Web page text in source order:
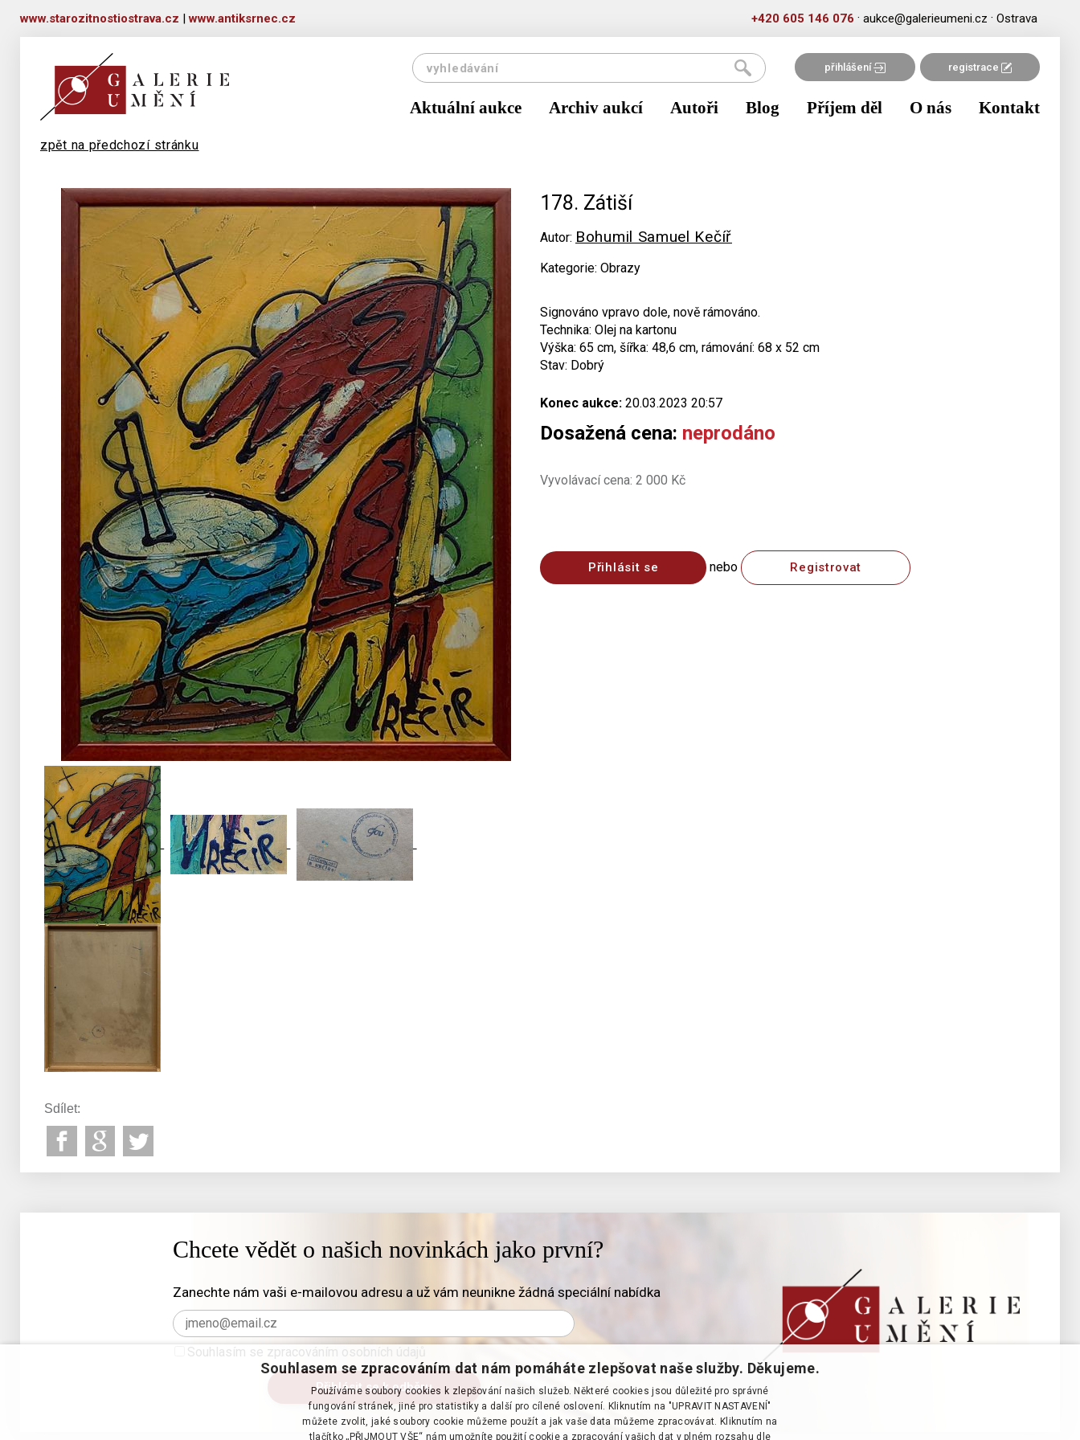
www.starozitnostiostrava.cz |www.antiksrnec.cz +420 605 146 076 · aukce@galerieumeni.cz · Ostrava
přihlášení registrace
Aktuální aukce Archiv aukcí Autoři Blog Příjem děl O nás Kontakt
zpět na předchozí stránku
178. Zátiší
Autor: Bohumil Samuel Kečíř
Kategorie: Obrazy
Signováno vpravo dole, nově rámováno.
Technika: Olej na kartonu
Výška: 65 cm, šířka: 48,6 cm, rámování: 68 x 52 cm
Stav: Dobrý
Konec aukce: 20.03.2023 20:57
Dosažená cena: neprodáno
Vyvolávací cena: 2 000 Kč
Přihlásit se nebo Registrovat
Sdílet:
Chcete vědět o našich novinkách jako první?
Zanechte nám vaši e-mailovou adresu a už vám neunikne žádná speciální nabídka
Souhlasím se zpracováním osobních údajů
Souhlasem se zpracováním dat nám pomáháte zlepšovat naše služby. Děkujeme.
Používáme soubory cookies k zlepšování našich služeb. Některé cookies jsou důležité pro správné
fungování stránek, jiné pro statistiky a další pro cílené oslovení. Kliknutím na "UPRAVIT NASTAVENÍ"
můžete zvolit, jaké soubory cookie můžeme použít a jak vaše data můžeme zpracovávat. Kliknutím na
tlačítko „PŘIJMOUT VŠE“ nám umožníte použití cookie a zpracování vašich dat v plném rozsahu dle